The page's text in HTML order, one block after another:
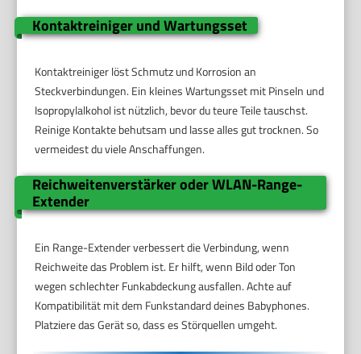
Kontaktreiniger und Wartungsset
Kontaktreiniger löst Schmutz und Korrosion an
Steckverbindungen. Ein kleines Wartungsset mit Pinseln und
Isopropylalkohol ist nützlich, bevor du teure Teile tauschst.
Reinige Kontakte behutsam und lasse alles gut trocknen. So
vermeidest du viele Anschaffungen.
Reichweitenverstärker oder WLAN-Range-
Extender
Ein Range-Extender verbessert die Verbindung, wenn
Reichweite das Problem ist. Er hilft, wenn Bild oder Ton
wegen schlechter Funkabdeckung ausfallen. Achte auf
Kompatibilität mit dem Funkstandard deines Babyphones.
Platziere das Gerät so, dass es Störquellen umgeht.